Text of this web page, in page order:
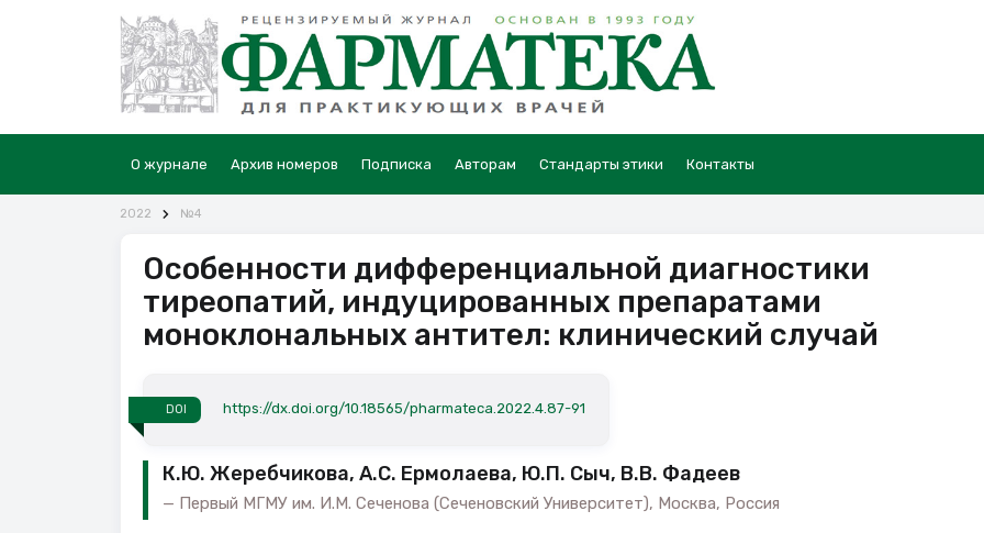
О журнале Архив номеров Подписка Авторам Стандарты этики Контакты
2022 №4
Особенности дифференциальной диагностики
тиреопатий, индуцированных препаратами
моноклональных антител: клинический случай
DOI https://dx.doi.org/10.18565/pharmateca.2022.4.87-91
К.Ю. Жеребчикова, А.С. Ермолаева, Ю.П. Сыч, В.В. Фадеев
Первый МГМУ им. И.М. Сеченова (Сеченовский Университет), Москва, Россия